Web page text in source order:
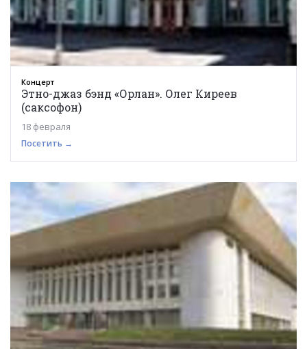
Концерт
Этно-джаз бэнд «Орлан». Олег Киреев
(саксофон)
18 февраля
Посетить →